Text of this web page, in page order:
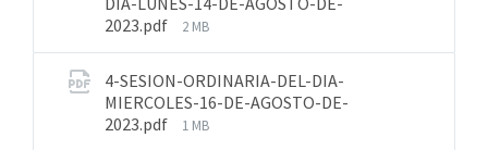
2023.pdf
2 MB
4-SESION-ORDINARIA-DEL-DIA-
MIERCOLES-16-DE-AGOSTO-DE-
2023.pdf
1 MB